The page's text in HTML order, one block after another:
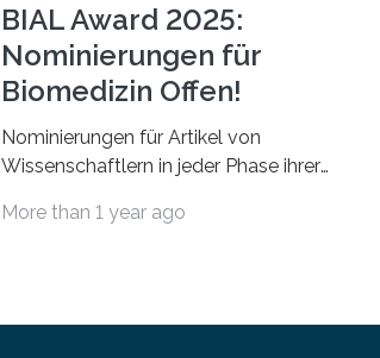
BIAL Award 2025:
Nominierungen für
Biomedizin Offen!
Nominierungen für Artikel von
Wissenschaftlern in jeder Phase ihrer
willkommen sind Dieser internationale
More than 1 year ago